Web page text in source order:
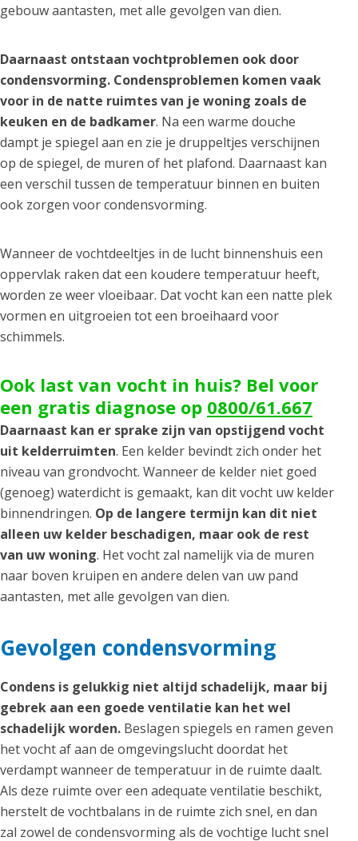
gebouw aantasten, met alle gevolgen van dien.
Daarnaast ontstaan vochtproblemen ook door
condensvorming. Condensproblemen komen vaak
voor in de natte ruimtes van je woning zoals de
keuken en de badkamer. Na een warme douche
dampt je spiegel aan en zie je druppeltjes verschijnen
op de spiegel, de muren of het plafond. Daarnaast kan
een verschil tussen de temperatuur binnen en buiten
ook zorgen voor condensvorming.
Wanneer de vochtdeeltjes in de lucht binnenshuis een
oppervlak raken dat een koudere temperatuur heeft,
worden ze weer vloeibaar. Dat vocht kan een natte plek
vormen en uitgroeien tot een broeihaard voor
schimmels.
Ook last van vocht in huis? Bel voor
een gratis diagnose op 0800/61.667
Daarnaast kan er sprake zijn van opstijgend vocht
uit kelderruimten. Een kelder bevindt zich onder het
niveau van grondvocht. Wanneer de kelder niet goed
(genoeg) waterdicht is gemaakt, kan dit vocht uw kelder
binnendringen. Op de langere termijn kan dit niet
alleen uw kelder beschadigen, maar ook de rest
van uw woning. Het vocht zal namelijk via de muren
naar boven kruipen en andere delen van uw pand
aantasten, met alle gevolgen van dien.
Gevolgen condensvorming
Condens is gelukkig niet altijd schadelijk, maar bij
gebrek aan een goede ventilatie kan het wel
schadelijk worden. Beslagen spiegels en ramen geven
het vocht af aan de omgevingslucht doordat het
verdampt wanneer de temperatuur in de ruimte daalt.
Als deze ruimte over een adequate ventilatie beschikt,
herstelt de vochtbalans in de ruimte zich snel, en dan
zal zowel de condensvorming als de vochtige lucht snel